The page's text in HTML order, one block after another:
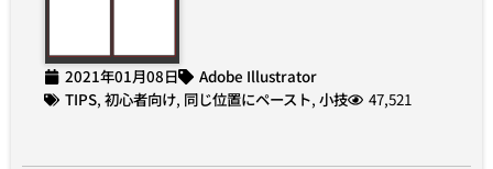
2021年01月08日
Adobe Illustrator
TIPS, 初心者向け, 同じ位置にペースト, 小技 47,521